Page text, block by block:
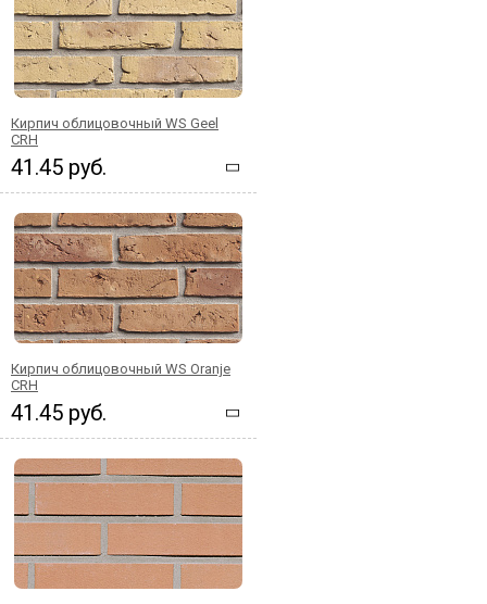
Кирпич облицовочный WS Geel
CRH
41.45 руб.
Кирпич облицовочный WS Oranje
CRH
41.45 руб.